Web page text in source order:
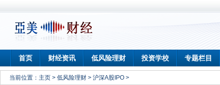
首页 财经资讯 低风险理财 投资学校 专题栏目
当前位置： 主页 > 低风险理财 > 沪深A股IPO >